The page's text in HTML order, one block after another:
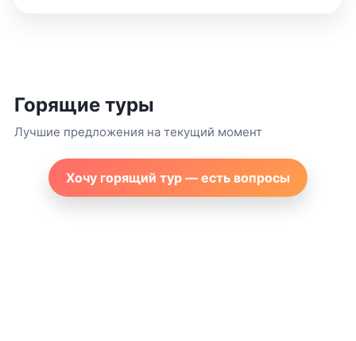
Горящие туры
Лучшие предложения на текущий момент
Хочу горящий тур — есть вопросы